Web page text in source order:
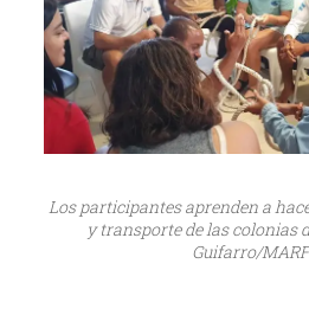
Los participantes aprenden a
y transporte de las colonias
Guifarro/